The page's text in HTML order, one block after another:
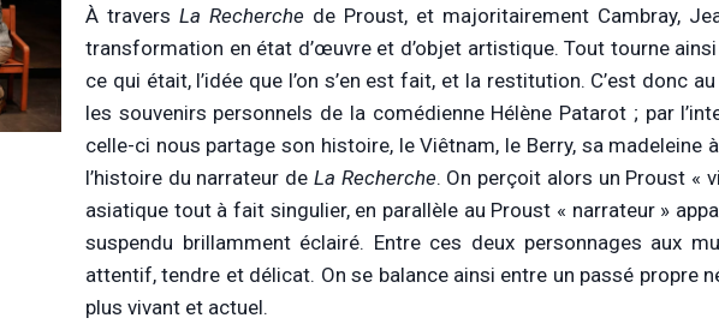
À travers La Recherche de Proust, et majoritairement Cambray,
transformation en état d’œuvre et d’objet artistique. Tout tourne
ce qui était, l’idée que l’on s’en est fait, et la restitution. C’est donc
les souvenirs personnels de la comédienne Hélène Patarot ; par
celle-ci nous partage son histoire, le Viêtnam, le Berry, sa madeleine
l’histoire du narrateur de La Recherche. On perçoit alors un Proust «
asiatique tout à fait singulier, en parallèle au Proust « narrateur »
suspendu brillamment éclairé. Entre ces deux personnages aux
attentif, tendre et délicat. On se balance ainsi entre un passé propre
plus vivant et actuel.